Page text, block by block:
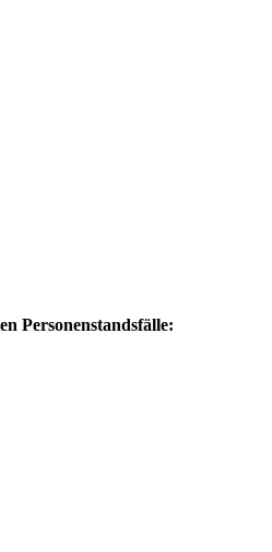
Personenstandsfälle: